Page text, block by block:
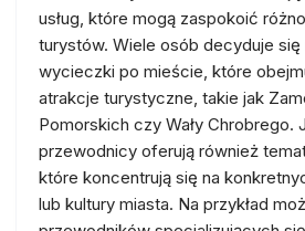
usług, które mogą zaspokoić
turystów. Wiele osób decyduje się
wycieczki po mieście, które
atrakcje turystyczne, takie jak
Pomorskich czy Wały Chrobrego.
przewodnicy oferują również
które koncentrują się na
lub kultury miasta. Na przykład